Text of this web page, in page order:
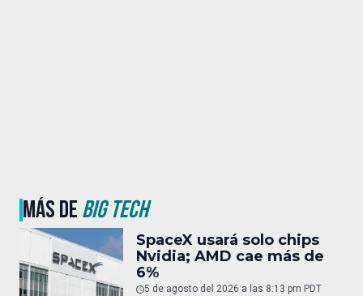
MÁS DEBIG TECH
SpaceX usará solo chips
Nvidia; AMD cae más de
6%
5 de agosto del 2026 a las 8:13 pm PDT